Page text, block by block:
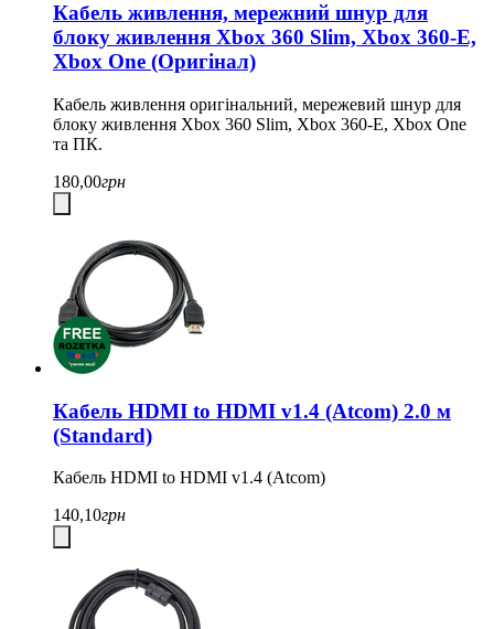
Кабель живлення, мережний шнур для
блоку живлення Xbox 360 Slim, Xbox 360-E,
Xbox One (Оригінал)
Кабель живлення оригінальний, мережевий шнур для
блоку живлення Xbox 360 Slim, Xbox 360-E, Xbox One
та ПК.
180,00грн
Кабель HDMI to HDMI v1.4 (Atcom) 2.0 м
(Standard)
Кабель HDMI to HDMI v1.4 (Atcom)
140,10грн